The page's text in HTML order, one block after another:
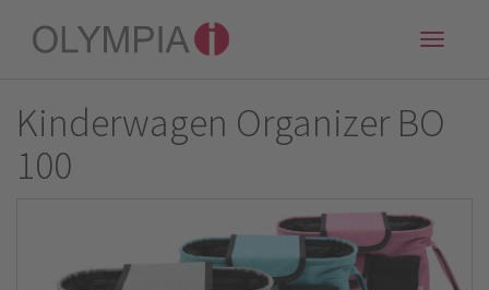
Toggle
Kinderwagen Organizer BO
100